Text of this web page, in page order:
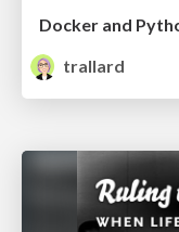
Docker and
trallard